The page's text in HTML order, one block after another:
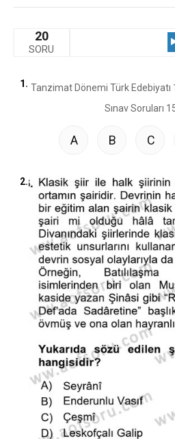
20
SORU
1.
A B C
2.